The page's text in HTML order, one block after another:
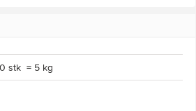
stk = 5 kg